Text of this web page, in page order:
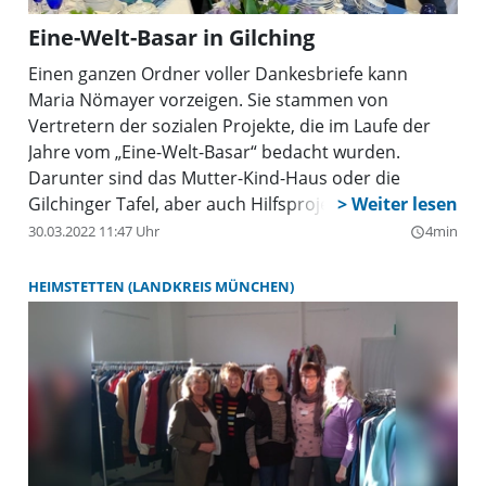
erhalten. Informationen zur CariCorner gibt es unter
Tel. 0881/909590-0 und unter www.caritas-wm-
Eine-Welt-Basar in Gilching
Einen ganzen Ordner voller Dankesbriefe kann
Maria Nömayer vorzeigen. Sie stammen von
Vertretern der sozialen Projekte, die im Laufe der
Jahre vom „Eine-Welt-Basar“ bedacht wurden.
Darunter sind das Mutter-Kind-Haus oder die
Gilchinger Tafel, aber auch Hilfsprojekte im globalen
Süden, die Frauen unterstützen. Nach einigen
soziale Second-Hand-Geschäft, dessen Träger die
AWO (Arbeiterwohlfahrt) ist, in der Pollinger Straße
19. Durchschnittlich 80 Kundinnen und Kunden
kämen täglich, so Nömayer. Das sei auch notwendig,
denn der Laden wird als Gewerbetrieb gesehen und
zahlt Steuern und Miete.
30.03.2022 11:47 Uhr query_builder4min
HEIMSTETTEN (LANDKREIS MÜNCHEN)